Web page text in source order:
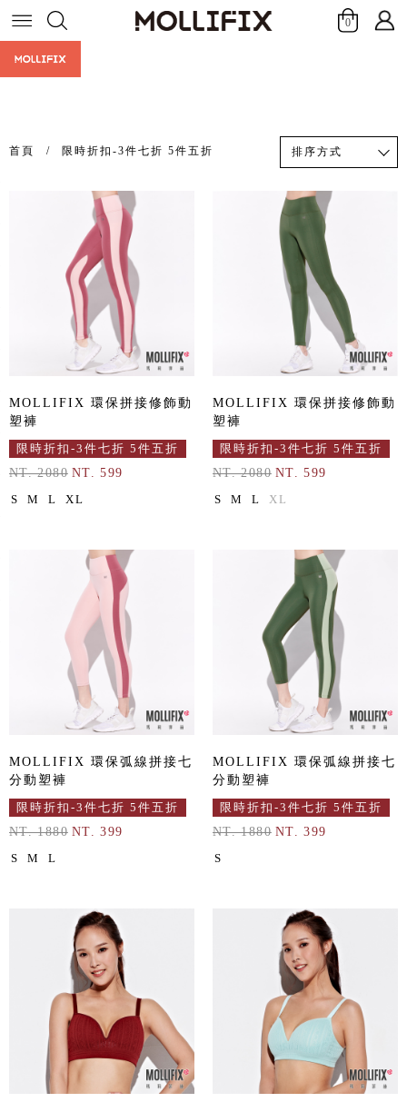
0
首頁 限時折扣-3件七折 5件五折 排序方式
MOLLIFIX 環保拼接修飾動
塑褲
限時折扣-3件七折 5件五折
NT. 2080 NT. 599
S M L XL
MOLLIFIX 環保拼接修飾動
塑褲
限時折扣-3件七折 5件五折
NT. 2080 NT. 599
S M L XL
MOLLIFIX 環保弧線拼接七
分動塑褲
限時折扣-3件七折 5件五折
NT. 1880 NT. 399
S M L
MOLLIFIX 環保弧線拼接七
分動塑褲
限時折扣-3件七折 5件五折
NT. 1880 NT. 399
S